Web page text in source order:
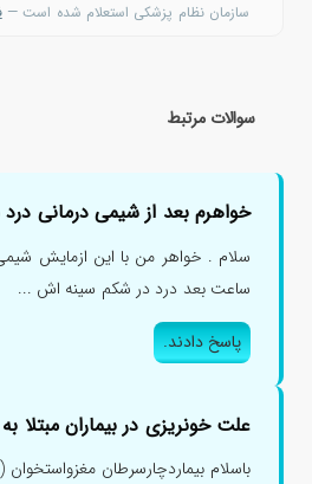
سازمان نظام پزشکی استعلام شده است —
سوالات مرتبط
خواهرم بعد از شیمی درمانی
سلام . خواهر من با این ازمایش
ساعت بعد درد در شکم سینه اش ...
پاسخ دادند.
علت خونریزی در بیماران
باسلام بیماردچارسرطان